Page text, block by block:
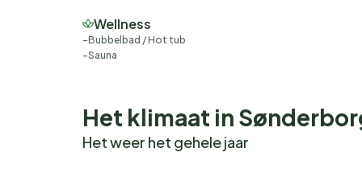
Wellness
Bubbelbad / Hot tub
Sauna
Het klimaat in
Het weer het gehele jaar